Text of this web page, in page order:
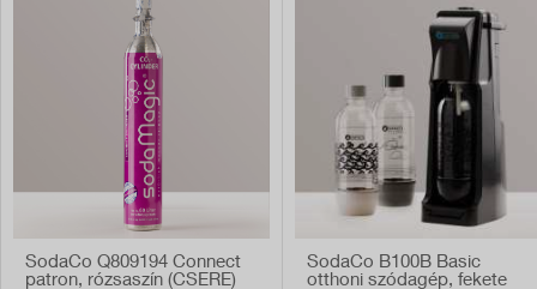
SodaCo Q809194 Connect
patron, rózsaszín (CSERE)
SodaCo B100B Basic
otthoni szódagép, fekete